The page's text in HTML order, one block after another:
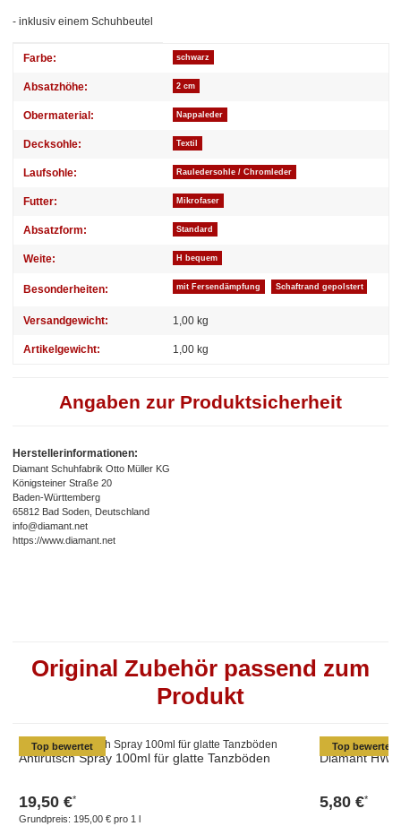
- inklusiv einem Schuhbeutel
Produkteigenschaft
Wert
Farbe: schwarz
Absatzhöhe: 2 cm
Obermaterial: Nappaleder
Decksohle: Textil
Laufsohle: Rauledersohle / Chromleder
Futter: Mikrofaser
Absatzform: Standard
Weite: H bequem
Besonderheiten: mit Fersendämpfung Schaftrand gepolstert
Versandgewicht: 1,00 kg
Artikelgewicht: 1,00 kg
Angaben zur Produktsicherheit
Herstellerinformationen:
Diamant Schuhfabrik Otto Müller KG
Königsteiner Straße 20
Baden-Württemberg
65812 Bad Soden, Deutschland
info@diamant.net
https://www.diamant.net
Original Zubehör passend zum
Produkt
Top bewertet
Antirutsch Spray 100ml für glatte Tanzböden
19,50 €*
Grundpreis: 195,00 € pro 1 l
Top bewertet
Diamant
5,80 €*